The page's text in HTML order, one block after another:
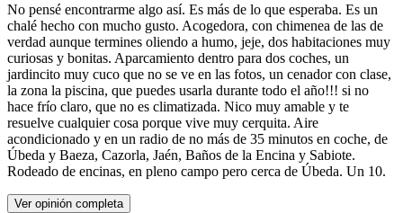
No pensé encontrarme algo así. Es más de lo que esperaba. Es un
chalé hecho con mucho gusto. Acogedora, con chimenea de las de
verdad aunque termines oliendo a humo, jeje, dos habitaciones muy
curiosas y bonitas. Aparcamiento dentro para dos coches, un
jardincito muy cuco que no se ve en las fotos, un cenador con clase,
la zona la piscina, que puedes usarla durante todo el año!!! si no
hace frío claro, que no es climatizada. Nico muy amable y te
resuelve cualquier cosa porque vive muy cerquita. Aire
acondicionado y en un radio de no más de 35 minutos en coche, de
Úbeda y Baeza, Cazorla, Jaén, Baños de la Encina y Sabiote.
Rodeado de encinas, en pleno campo pero cerca de Úbeda. Un 10.
Ver opinión completa